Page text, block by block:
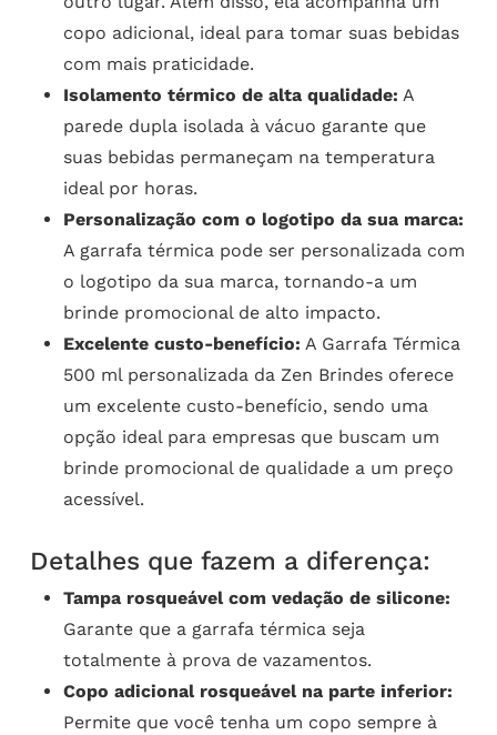
copo adicional, ideal para tomar suas bebidas
com mais praticidade.
Isolamento térmico de alta qualidade: A
parede dupla isolada à vácuo garante que
suas bebidas permaneçam na temperatura
ideal por horas.
Personalização com o logotipo da sua marca:
A garrafa térmica pode ser personalizada com
o logotipo da sua marca, tornando-a um
brinde promocional de alto impacto.
Excelente custo-benefício: A Garrafa Térmica
500 ml personalizada da Zen Brindes oferece
um excelente custo-benefício, sendo uma
opção ideal para empresas que buscam um
brinde promocional de qualidade a um preço
acessível.
Detalhes que fazem a diferença:
Tampa rosqueável com vedação de silicone:
Garante que a garrafa térmica seja
totalmente à prova de vazamentos.
Copo adicional rosqueável na parte inferior:
Permite que você tenha um copo sempre à